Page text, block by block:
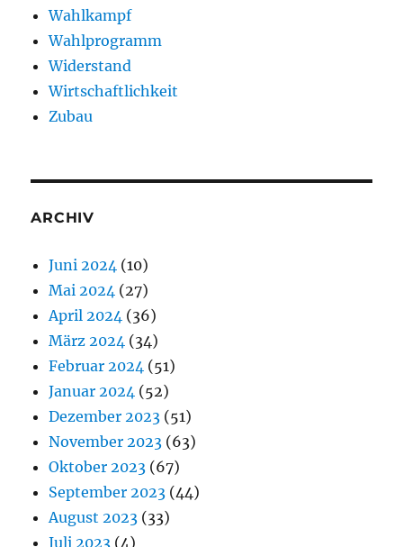
Wahlkampf
Wahlprogramm
Widerstand
Wirtschaftlichkeit
Zubau
ARCHIV
Juni 2024 (10)
Mai 2024 (27)
April 2024 (36)
März 2024 (34)
Februar 2024 (51)
Januar 2024 (52)
Dezember 2023 (51)
November 2023 (63)
Oktober 2023 (67)
September 2023 (44)
August 2023 (33)
Juli 2023 (4)